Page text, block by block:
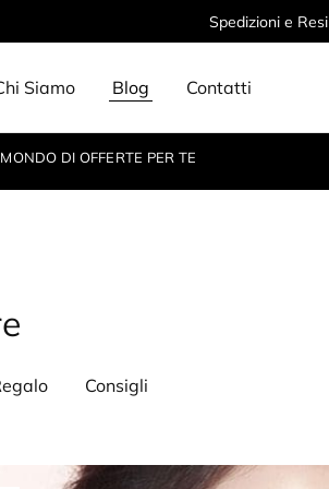
Spedizioni e Resi
Siamo Blog Contatti
DI OFFERTE PER TE
Consigli